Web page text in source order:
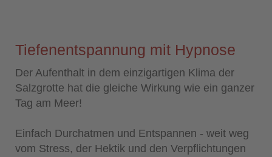
Tiefenentspannung mit Hypnose
Der Aufenthalt in dem einzigartigen Klima der
Salzgrotte hat die gleiche Wirkung wie ein ganzer
Tag am Meer!
Einfach Durchatmen und Entspannen - weit weg
vom Stress, der Hektik und den Verpflichtungen